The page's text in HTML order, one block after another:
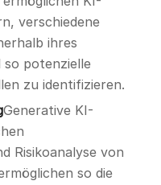
verschiedene
ihres
so potenzielle
zu identifizieren.
Generative KI-
Risikoanalyse von
so die